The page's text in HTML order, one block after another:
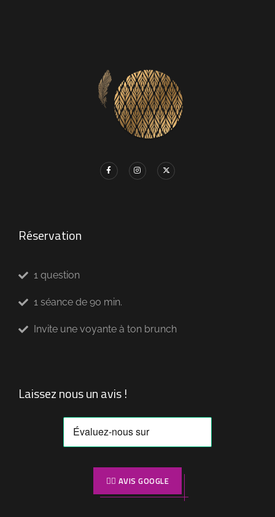
Réservation
1 question
1 séance de 90 min.
Invite une voyante à ton brunch
Laissez nous un avis !
👉🏼 AVIS GOOGLE